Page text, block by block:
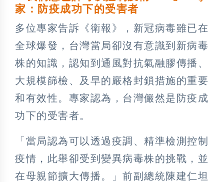
家：防疫成功下的受害者
多位專家告訴《衛報》，新冠病毒雖已在
全球爆發，台灣當局卻沒有意識到新病毒
株的知識，認知到通風對抗氣融膠傳播、
大規模篩檢、及早的嚴格封鎖措施的重要
和有效性。專家認為，台灣儼然是防疫成
功下的受害者。
「當局認為可以透過疫調、精準檢測控制
疫情，此舉卻受到變異病毒株的挑戰，並
在母親節擴大傳播。」前副總統陳建仁坦